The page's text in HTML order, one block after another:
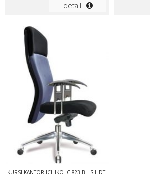
detail
KURSI KANTOR ICHIKO IC 823 B – S HDT